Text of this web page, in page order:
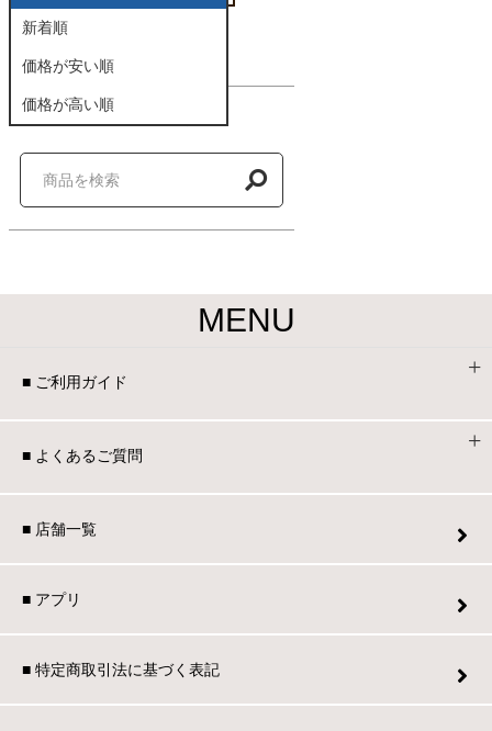
収納用品
キッチン用品
タワー
新着順
価格が安い順
価格が高い順
商品を探す
MENU
■ ご利用ガイド
■ よくあるご質問
■ 店舗一覧
■ アプリ
■ 特定商取引法に基づく表記